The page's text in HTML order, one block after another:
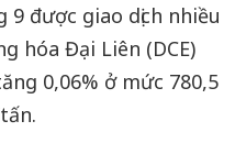
được giao dịch nhiều
hóa Đại Liên (DCE)
0,06% ở mức 780,5